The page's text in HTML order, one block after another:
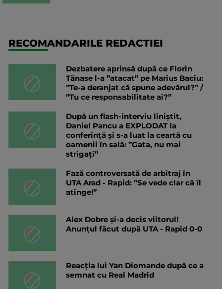
RECOMANDARILE REDACTIEI
Dezbatere aprinsă după ce Florin
Tănase l-a ”atacat” pe Marius Baciu:
”Te-a deranjat că spune adevărul?” /
”Tu ce responsabilitate ai?”
După un flash-interviu liniștit,
Daniel Pancu a EXPLODAT la
conferință și s-a luat la ceartă cu
oamenii în sală: ”Gata, nu mai
strigați”
Fază controversată de arbitraj în
UTA Arad - Rapid: ”Se vede clar că îl
atinge!”
Alex Dobre și-a decis viitorul!
Anunțul făcut după UTA - Rapid 0-0
Reacția lui Yan Diomande după ce a
semnat cu Real Madrid